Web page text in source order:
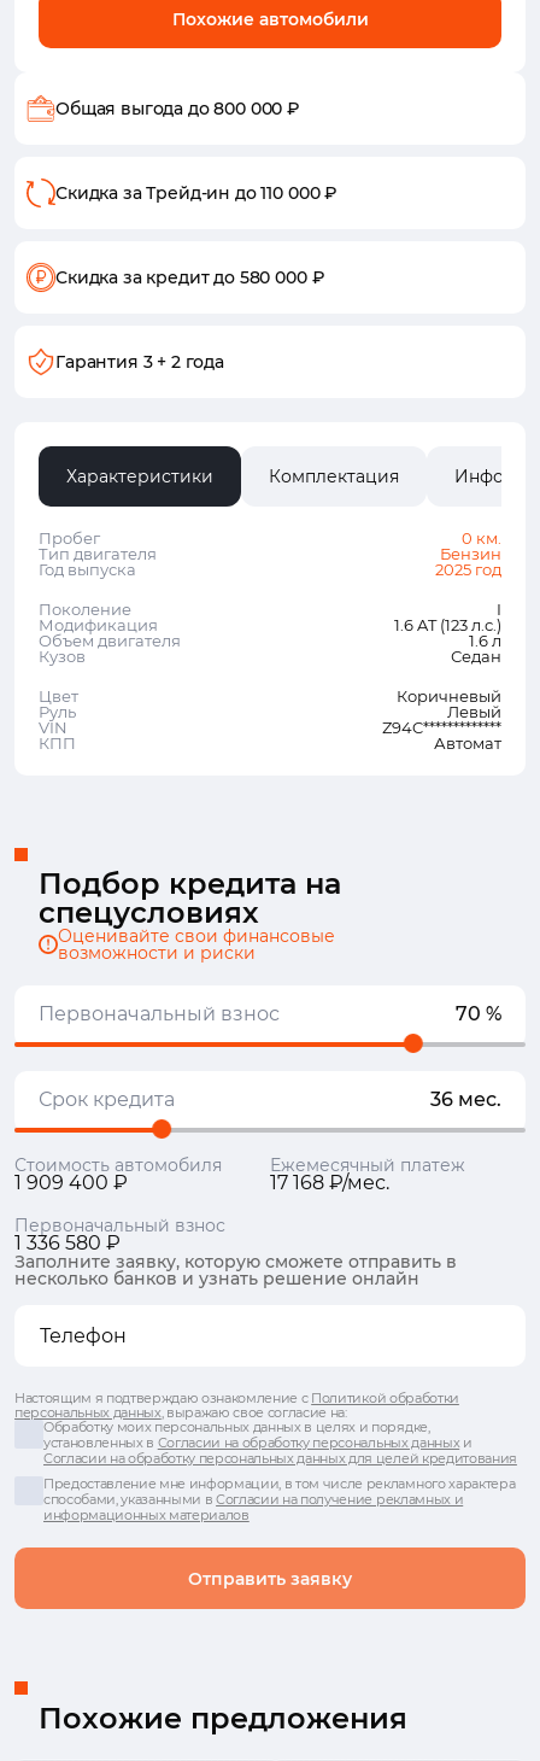
Похожие автомобили
Общая выгода до 800 000 ₽
Скидка за Трейд-ин до 110 000 ₽
Скидка за кредитдо 580 000 ₽
Гарантия 3 + 2 года
Характеристики Комплектация
Пробег
0 км.
Тип двигателя
Бензин
Год выпуска
2025 год
Поколение
I
Модификация
1.6 AT (123 л.с.)
Объем двигателя
1.6 л
Кузов
Седан
Цвет
Коричневый
Руль
Левый
VIN
Z94C*************
КПП
Автомат
Подбор кредита на
спецусловиях
Оценивайте свои финансовые
возможности и риски
Первоначальный взнос 70 %
Срок кредита 36 мес.
Стоимость автомобиля
1 909 400 ₽
Ежемесячный платеж
17 168 ₽/мес.
Первоначальный взнос
1 336 580 ₽
Заполните заявку, которую сможете отправить в
несколько банков и узнать решение онлайн
Отправить заявку
Настоящим я подтверждаю ознакомление с Политикой обработки
персональных данных, выражаю свое согласие на:
Обработку моих персональных данных в целях и порядке,
установленных в Согласии на обработку персональных данныхи
Согласии на обработку персональных данных для целей кредитования
Предоставление мне информации, в том числе рекламного характера
способами, указанными вСогласии на получение рекламных и
информационных материалов
Похожие предложения